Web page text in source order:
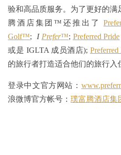
验和高品质服务。为了更好的满
腾酒店集团™还推出了
Golf™; I Prefer™; Preferred Pride
或是 IGLTA 成员酒店);
的旅行者打造适合他们的旅行入
登录中文官方网站：
浪微博官方帐号： 璞富腾酒店集